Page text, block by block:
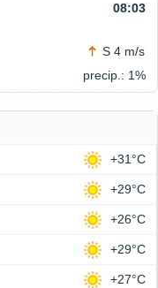
08:03
S 4 m/s
precip.: 1%
+31°C
+29°C
+26°C
+29°C
+27°C